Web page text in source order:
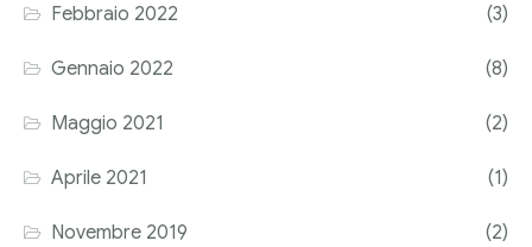
Febbraio 2022 (3)
Gennaio 2022 (8)
Maggio 2021 (2)
Aprile 2021 (1)
Novembre 2019 (2)